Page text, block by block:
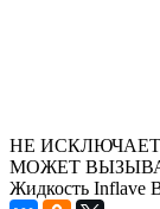
НЕ
МОЖЕТ
Жидкость Inflave